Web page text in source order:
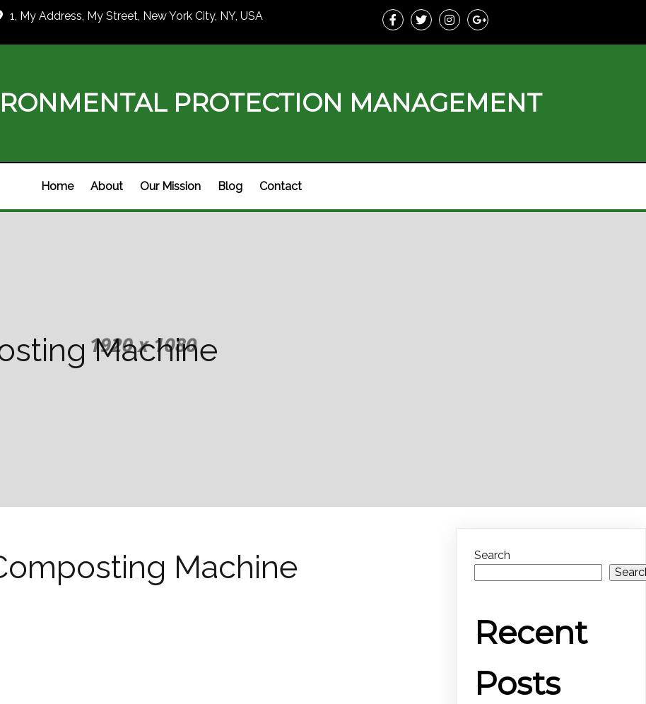
1, My Address, My Street, New York City, NY, USA
PROTECTION MANAGEMENT
Home About Our Mission Blog Contact
Machine
Machine
Search
Recent
Posts